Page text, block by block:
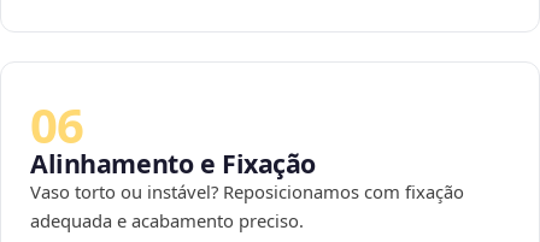
06
Alinhamento e Fixação
Vaso torto ou instável? Reposicionamos com fixação
adequada e acabamento preciso.